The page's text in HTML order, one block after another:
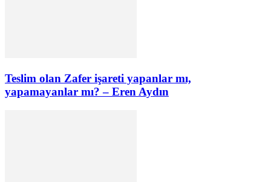
Teslim olan Zafer işareti yapanlar mı,
yapamayanlar mı? – Eren Aydın